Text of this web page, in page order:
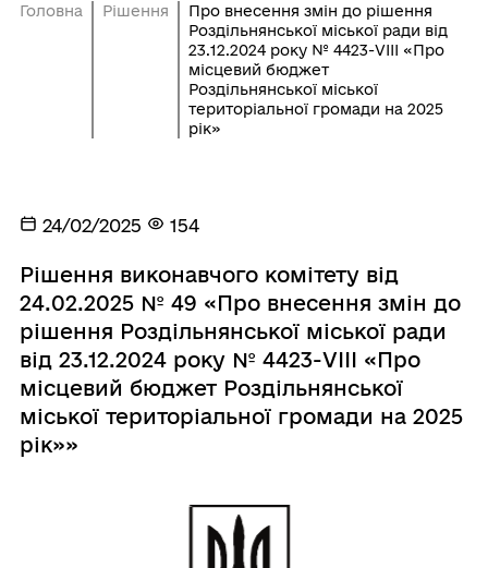
Головна Рішення
Про внесення змін до рішення
Роздільнянської міської ради від
23.12.2024 року № 4423-VІІІ «Про
місцевий бюджет
Роздільнянської міської
територіальної громади на 2025
рік»
24/02/2025 154
Рішення виконавчого комітету від
24.02.2025 № 49 «Про внесення змін до
рішення Роздільнянської міської ради
від 23.12.2024 року № 4423-VІІІ «Про
місцевий бюджет Роздільнянської
міської територіальної громади на 2025
рік»»